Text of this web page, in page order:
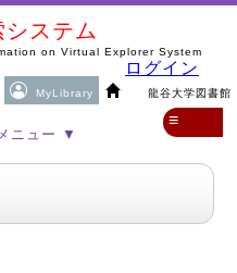
ステム
on Virtual Explorer System
MyLibrary 龍谷大学図書館
ログイン
ニュー ▼
≡